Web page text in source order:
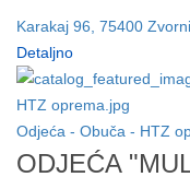
Karakaj 96, 75400
Detaljno
Odjeća - Obuča - HTZ
ODJEĆA